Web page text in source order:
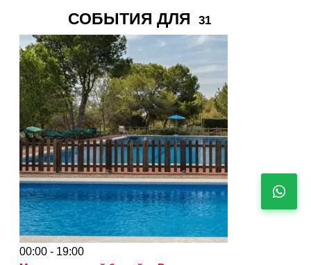
СОБЫТИЯ ДЛЯ 31
00:00 - 19:00